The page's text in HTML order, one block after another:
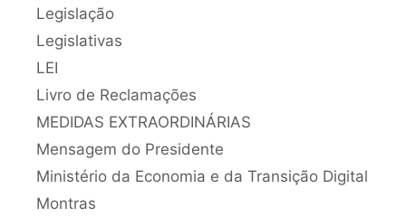
Legislação
Legislativas
LEI
Livro de Reclamações
MEDIDAS EXTRAORDINÁRIAS
Mensagem do Presidente
Ministério da Economia e da Transição Digital
Montras